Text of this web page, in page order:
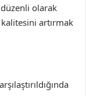
olarak
artırmak